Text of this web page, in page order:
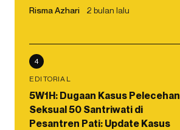
Risma Azhari 2 bulan lalu
4
EDITORIAL
5W1H: Dugaan Kasus Pelecehan
Seksual 50 Santriwati di
Pesantren Pati: Update Kasus